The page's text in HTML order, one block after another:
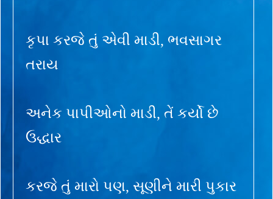
કૃપા કરજે તું એવી માડી, ભવસાગર
તરાય
અનેક પાપીઓનો માડી, તેં કર્યો છે
ઉદ્ધાર
કરજે તું મારો પણ, સૂણીને મારી પુકાર